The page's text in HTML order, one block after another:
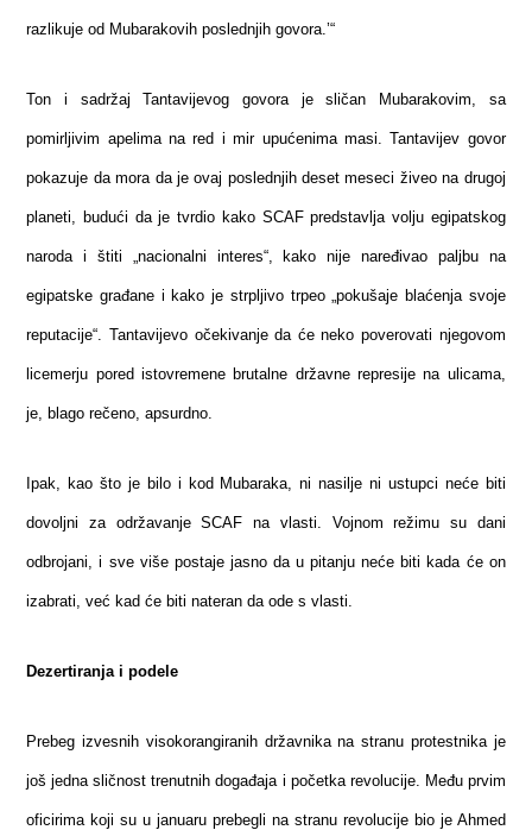
razlikuje od Mubarakovih poslednjih govora.’“
Ton i sadržaj Tantavijevog govora je sličan Mubarakovim, sa
pomirljivim apelima na red i mir upućenima masi. Tantavijev govor
pokazuje da mora da je ovaj poslednjih deset meseci živeo na drugoj
planeti, budući da je tvrdio kako SCAF predstavlja volju egipatskog
naroda i štiti „nacionalni interes“, kako nije naređivao paljbu na
egipatske građane i kako je strpljivo trpeo „pokušaje blaćenja svoje
reputacije“. Tantavijevo očekivanje da će neko poverovati njegovom
licemerju pored istovremene brutalne državne represije na ulicama,
je, blago rečeno, apsurdno.
Ipak, kao što je bilo i kod Mubaraka, ni nasilje ni ustupci neće biti
dovoljni za održavanje SCAF na vlasti. Vojnom režimu su dani
odbrojani, i sve više postaje jasno da u pitanju neće biti kada će on
izabrati, već kad će biti nateran da ode s vlasti.
Dezertiranja i podele
Prebeg izvesnih visokorangiranih državnika na stranu protestnika je
još jedna sličnost trenutnih događaja i početka revolucije. Među prvim
oficirima koji su u januaru prebegli na stranu revolucije bio je Ahmed